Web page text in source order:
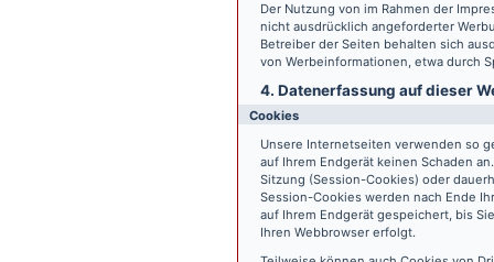
Der Nutzung von im Rahmen der
nicht ausdrücklich angeforderter
Betreiber der Seiten behalten sich
von Werbeinformationen, etwa durch
4. Datenerfassung auf dieser
Cookies
Unsere Internetseiten verwenden so
auf Ihrem Endgerät keinen Schaden
Sitzung (Session-Cookies) oder
Session-Cookies werden nach Ende
auf Ihrem Endgerät gespeichert, bis
Ihren Webbrowser erfolgt.